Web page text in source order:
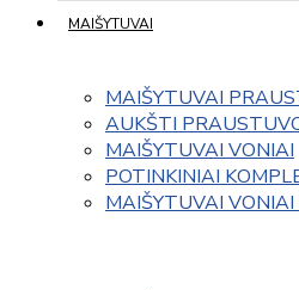
MAIŠYTUVAI
MAIŠYTUVAI
AUKŠTI
MAIŠYTUVAI VONIAI
POTINKINIAI
MAIŠYTUVAI VONIAI